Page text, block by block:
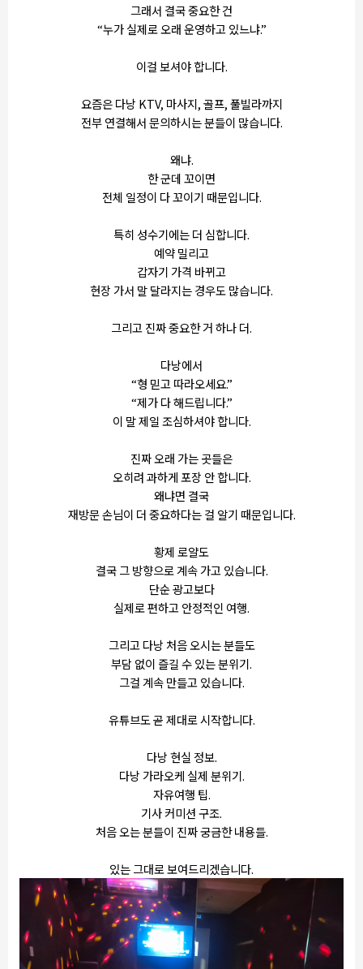
그래서 결국 중요한 건
“누가 실제로 오래 운영하고 있느냐.”
이걸 보셔야 합니다.
요즘은 다낭 KTV, 마사지, 골프, 풀빌라까지
전부 연결해서 문의하시는 분들이 많습니다.
왜냐.
한 군데 꼬이면
전체 일정이 다 꼬이기 때문입니다.
특히 성수기에는 더 심합니다.
예약 밀리고
갑자기 가격 바뀌고
현장 가서 말 달라지는 경우도 많습니다.
그리고 진짜 중요한 거 하나 더.
다낭에서
“형 믿고 따라오세요.”
“제가 다 해드립니다.”
이 말 제일 조심하셔야 합니다.
진짜 오래 가는 곳들은
오히려 과하게 포장 안 합니다.
왜냐면 결국
재방문 손님이 더 중요하다는 걸 알기 때문입니다.
황제 로얄도
결국 그 방향으로 계속 가고 있습니다.
단순 광고보다
실제로 편하고 안정적인 여행.
그리고 다낭 처음 오시는 분들도
부담 없이 즐길 수 있는 분위기.
그걸 계속 만들고 있습니다.
유튜브도 곧 제대로 시작합니다.
다낭 현실 정보.
다낭 가라오케 실제 분위기.
자유여행 팁.
기사 커미션 구조.
처음 오는 분들이 진짜 궁금한 내용들.
있는 그대로 보여드리겠습니다.